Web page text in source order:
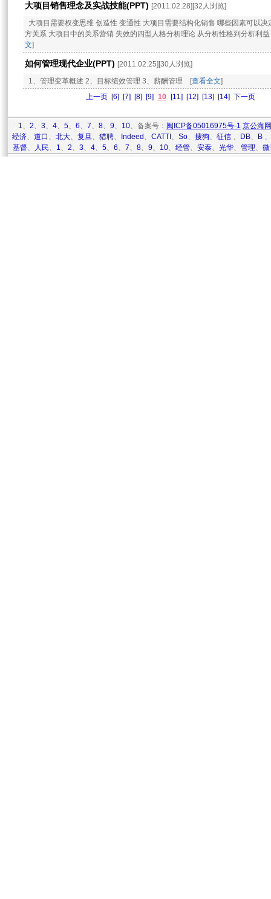
大项目销售理念及实战技能(PPT) [2011.02.28][32人浏览]
大项目需要权变思维 创造性 变通性 大项目需要结构化销售 哪些因素可以
方关系 大项目中的关系营销 失效的四型人格分析理论 从分析性格到分析利
文]
如何管理现代企业(PPT) [2011.02.25][30人浏览]
1、管理变革概述 2、目标绩效管理 3、薪酬管理 [查看全文]
上一页 [6] [7] [8] [9] 10 [11] [12] [13] [14] 下一页
1、 2、 3、 4、 5、 6、 7、 8、 9、 10、备案号： 闽ICP备05016975号-1 京公海
经济、 道口 、 北大、 复旦、 猎聘、 Indeed 、 CATTI 、 So、 搜狗、 征信 、 DB、 B 、
基督、 人民、 1、 2、 3、 4、 5、 6、 7、 8、 9、 10、 经管、 安泰、 光华、 管理、 微